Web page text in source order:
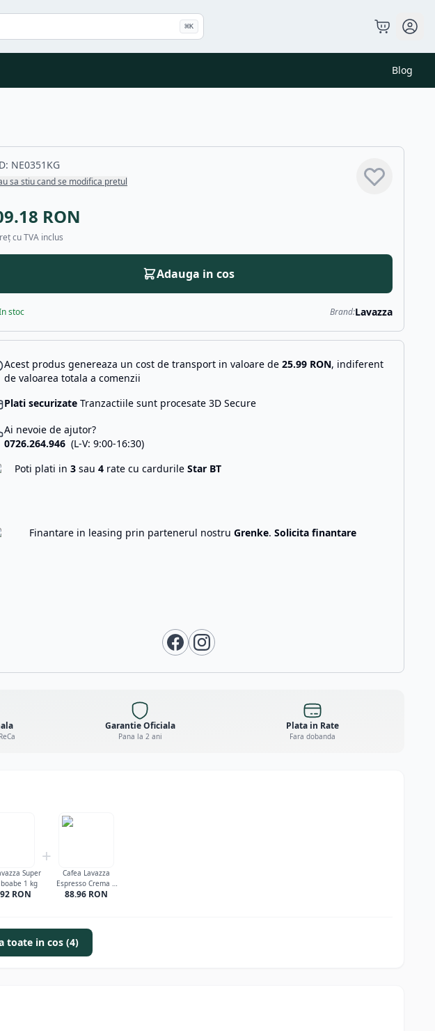
⌘K
Blog
NE0351KG
sa stiu cand se modifica pretul
RON
cu TVA inclus
Adauga in cos
stoc Brand:Lavazza
Acest produs genereaza un cost de transport in valoare de 25.99 RON, indiferent
de valoarea totala a comenzii
Plati securizate Tranzactiile sunt procesate 3D Secure
Ai nevoie de ajutor?
0726.264.946 (L-V: 9:00-16:30)
Poti plati in 3 sau 4 rate cu cardurile Star BT
Finantare in leasing prin partenerul nostru Grenke. Solicita finantare
Garantie Oficiala
Pana la 2 ani
Plata in Rate
Fara dobanda
Super
1 kg
RON
+
Cafea Lavazza
Espresso Crema e
Gusto Forte boabe 1
88.96 RON
toate in cos (4)